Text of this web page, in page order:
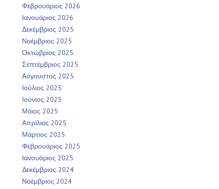
Φεβρουάριος 2026
Ιανουάριος 2026
Δεκέμβριος 2025
Νοέμβριος 2025
Οκτώβριος 2025
Σεπτέμβριος 2025
Αύγουστος 2025
Ιούλιος 2025
Ιούνιος 2025
Μάιος 2025
Απρίλιος 2025
Μάρτιος 2025
Φεβρουάριος 2025
Ιανουάριος 2025
Δεκέμβριος 2024
Νοέμβριος 2024